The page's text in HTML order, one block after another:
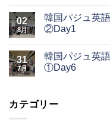
02
8月
韓国パジュ英
②Day1
31
7月
韓国パジュ英
①Day6
カテゴリー